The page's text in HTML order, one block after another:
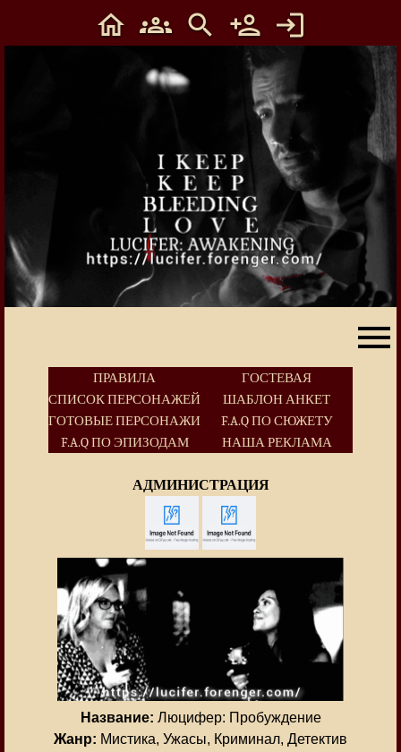
ПРАВИЛА
ГОСТЕВАЯ
СПИСОК ПЕРСОНАЖЕЙ
ШАБЛОН АНКЕТ
ГОТОВЫЕ ПЕРСОНАЖИ
F.A.Q ПО СЮЖЕТУ
F.A.Q ПО ЭПИЗОДАМ
НАША РЕКЛАМА
АДМИНИСТРАЦИЯ
Название: Люцифер: Пробуждение
Жанр: Мистика, Ужасы, Криминал, Детектив